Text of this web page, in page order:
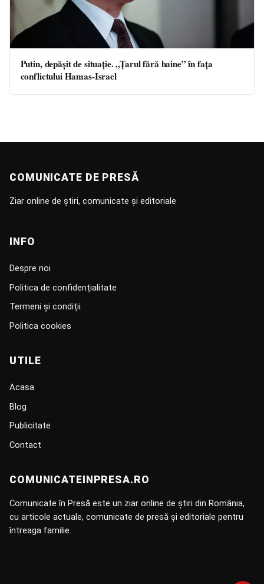
Putin, depășit de situație. „Țarul fără haine” în fața
conflictului Hamas-Israel
COMUNICATE DE PRESĂ
Ziar online de știri, comunicate și editoriale
INFO
Despre noi
Politica de confidențialitate
Termeni și condiții
Politica cookies
UTILE
Acasa
Blog
Publicitate
Contact
COMUNICATEINPRESA.RO
Comunicate în Presă este un ziar online de știri din România,
cu articole actuale, comunicate de presă și editoriale pentru
întreaga familie.